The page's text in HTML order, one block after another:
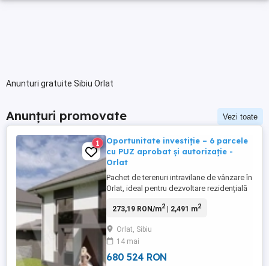
Anunturi gratuite Sibiu Orlat
Anunțuri promovate Vezi toate
1
Oportunitate investiție – 6 parcele
cu PUZ aprobat și autorizație -
Orlat
Pachet de terenuri intravilane de vânzare în
Orlat, ideal pentru dezvoltare rezidențială
împărțită în 6 parcele (aprox. 330–350 mp
proiect unitar sau dezvoltare individuală.
Proprietatea este complet pregătită pentru
construcție: PUZ ...
273,19 RON/m2| 2,491 m2
Orlat, Sibiu
14 mai
680 524 RON